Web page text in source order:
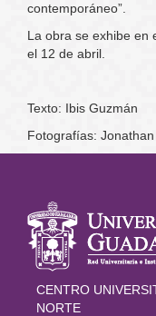
contemporáneo”.
La obra se exhibe en
el 12 de abril.
Texto: Ibis Guzmán
Fotografías:
del
CENTRO
NORTE